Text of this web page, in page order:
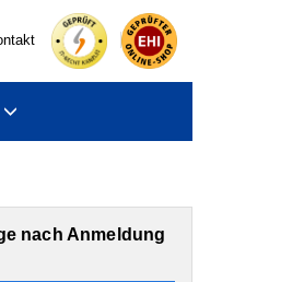
nach Anmeldung